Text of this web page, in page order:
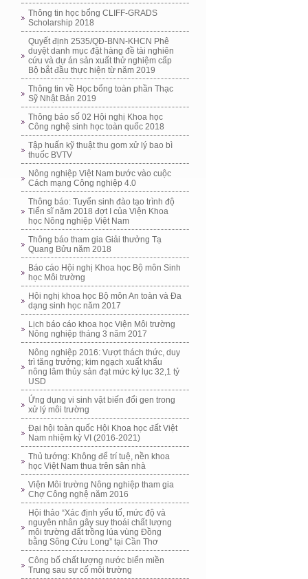
Thông tin học bổng CLIFF-GRADS
Scholarship 2018
Quyết định 2535/QĐ-BNN-KHCN Phê
duyệt danh mục đặt hàng đề tài nghiên
cứu và dự án sản xuất thử nghiệm cấp
Bộ bắt đầu thực hiện từ năm 2019
Thông tin về Học bổng toàn phần Thạc
Sỹ Nhật Bản 2019
Thông báo số 02 Hội nghị Khoa học
Công nghệ sinh học toàn quốc 2018
Tập huấn kỹ thuật thu gom xử lý bao bì
thuốc BVTV
Nông nghiệp Việt Nam bước vào cuộc
Cách mạng Công nghiệp 4.0
Thông báo: Tuyển sinh đào tạo trình độ
Tiến sĩ năm 2018 đợt I của Viện Khoa
học Nông nghiệp Việt Nam
Thông báo tham gia Giải thưởng Tạ
Quang Bửu năm 2018
Báo cáo Hội nghị Khoa học Bộ môn Sinh
học Môi trường
Hội nghị khoa học Bộ môn An toàn và Đa
dạng sinh học năm 2017
Lịch báo cáo khoa học Viện Môi trường
Nông nghiệp tháng 3 năm 2017
Nông nghiệp 2016: Vượt thách thức, duy
trì tăng trưởng; kim ngạch xuất khẩu
nông lâm thủy sản đạt mức kỷ lục 32,1 tỷ
USD
Ứng dụng vi sinh vật biến đổi gen trong
xử lý môi trường
Đại hội toàn quốc Hội Khoa học đất Việt
Nam nhiệm kỳ VI (2016-2021)
Thủ tướng: Không để trí tuệ, nền khoa
học Việt Nam thua trên sân nhà
Viện Môi trường Nông nghiệp tham gia
Chợ Công nghệ năm 2016
Hội thảo “Xác định yếu tố, mức độ và
nguyên nhân gây suy thoái chất lượng
môi trường đất trồng lúa vùng Đồng
bằng Sông Cửu Long” tại Cần Thơ
Công bố chất lượng nước biển miền
Trung sau sự cố môi trường